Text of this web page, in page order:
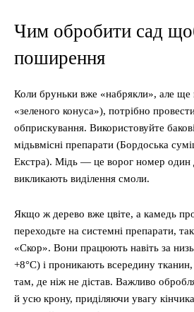
Чим обробити сад
поширення
Коли бруньки вже «набрякли», але ще
«зеленого конуса»), потрібно
обприскування. Використовуйте
мідьвмісні препарати (Бордоська
Екстра). Мідь — це ворог номер один
викликають виділення смоли.
Якщо ж дерево вже цвіте, а камедь
переходьте на системні препарати,
«Скор». Вони працюють навіть за
+8°C) і проникають всередину
там, де ніж не дістав. Важливо
й усю крону, приділяючи увагу